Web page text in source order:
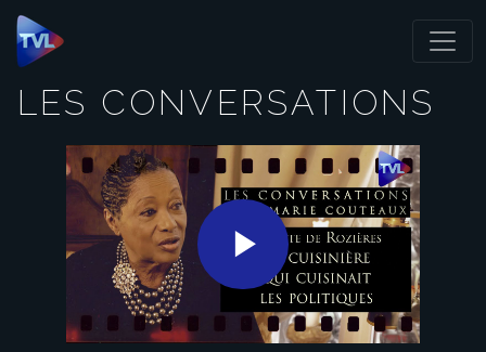
Panneau de gestion des cookies
LES CONVERSATIONS
Play